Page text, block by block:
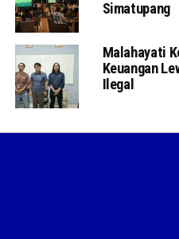
Simatupang
Malahayati
Keuangan
Ilegal